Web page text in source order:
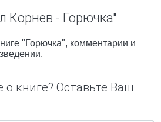
Корнев - Горючка"
"Горючка", комментарии и
книге? Оставьте Ваш